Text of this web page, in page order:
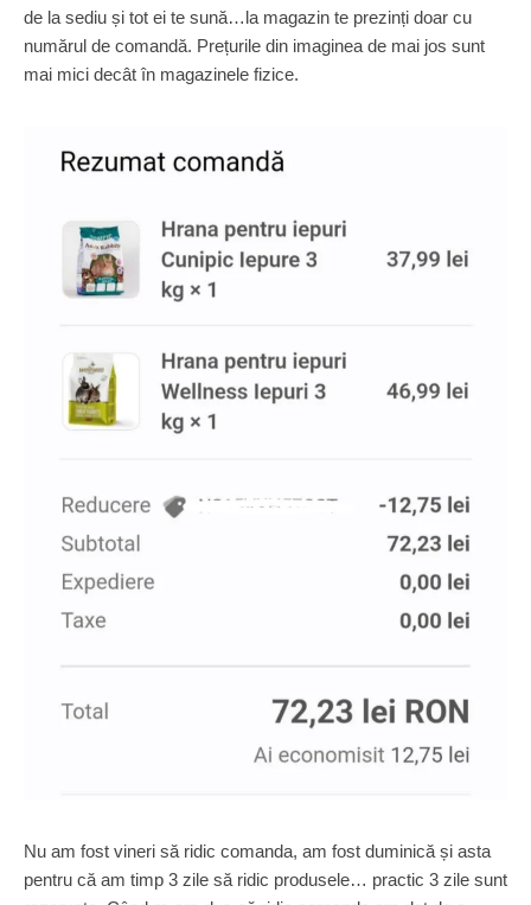
de la sediu și tot ei te sună…la magazin te prezinți doar cu
numărul de comandă. Prețurile din imaginea de mai jos sunt
mai mici decât în magazinele fizice.
Nu am fost vineri să ridic comanda, am fost duminică și asta
pentru că am timp 3 zile să ridic produsele… practic 3 zile sunt